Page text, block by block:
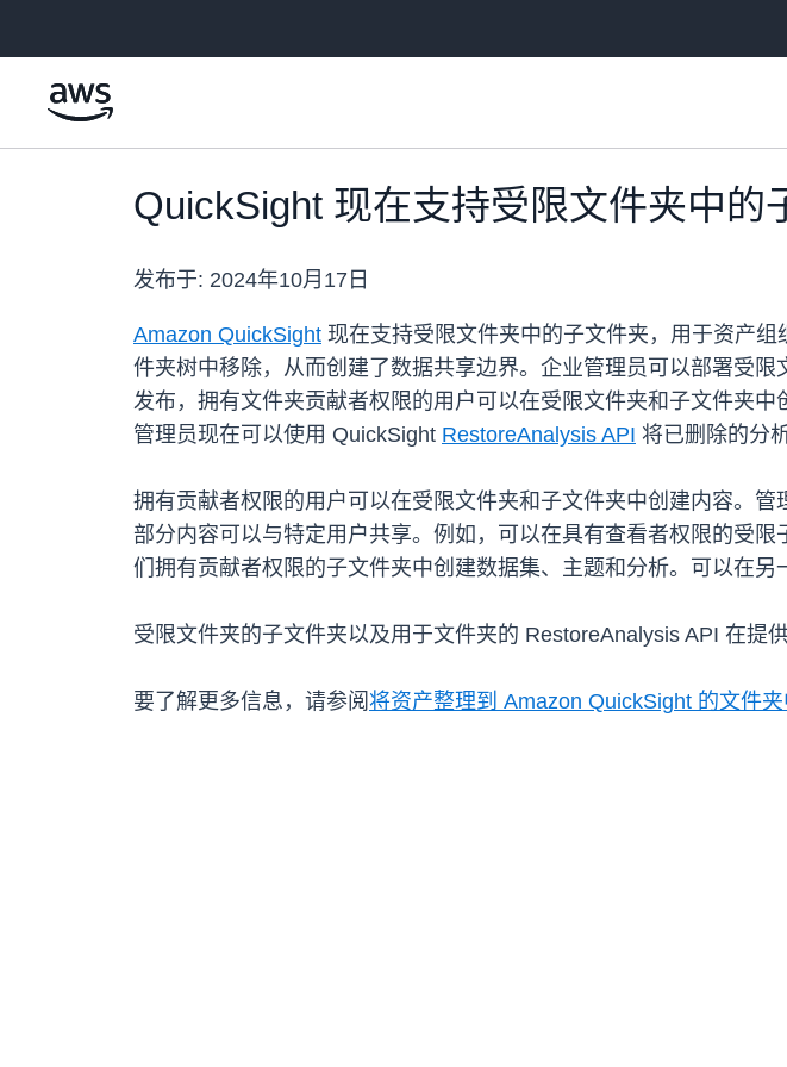
QuickSight 现在支持受限文件夹中
发布于: 2024年10月17日
Amazon QuickSight 现在支持受限文件夹中的子文件夹，用于资产
件夹树中移除，从而创建了数据共享边界。企业管理员可以部署受
发布，拥有文件夹贡献者权限的用户可以在受限文件夹和子文件夹
管理员现在可以使用 QuickSight RestoreAnalysis API 将已删除的分
拥有贡献者权限的用户可以在受限文件夹和子文件夹中创建内容。
部分内容可以与特定用户共享。例如，可以在具有查看者权限的受
们拥有贡献者权限的子文件夹中创建数据集、主题和分析。可以在
受限文件夹的子文件夹以及用于文件夹的 RestoreAnalysis API 在提
要了解更多信息，请参阅 将资产整理到 Amazon QuickSight 的文件夹